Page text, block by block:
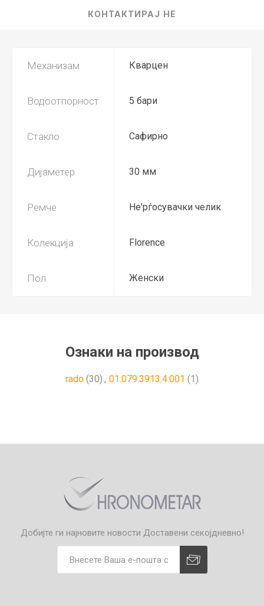
КОНТАКТИРАЈ НЕ
Механизам Кварцен
Водоотпорност 5 бари
Стакло Сафирно
Дијаметер 30 мм
Ремче Не'рѓосувачки челик
Колекција Florence
Пол Женски
Ознаки на производ
rado (30) , 01.079.3913.4.001 (1)
Добијте ги најновите новости Доставени секојдневно!